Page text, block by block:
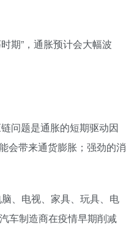
期”，通胀预计会大幅波
问题是通胀的短期驱动因
会带来通货膨胀；强劲的消
、电视、家具、玩具、电
车制造商在疫情早期削减